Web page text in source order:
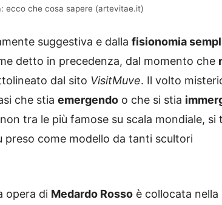
ecco che cosa sapere (artevitae.it)
suggestiva e dalla fisionomia
detto in precedenza, dal momento che
dal sito VisitMuve. Il volto
che stia emergendo o che si stia
tra le più famose su scala mondiale, si
preso come modello da tanti scultori
opera di Medardo Rosso è collocata nella